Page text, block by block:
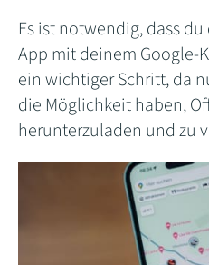
Es ist notwendig, dass
App mit deinem Google-
ein wichtiger Schritt, da
die Möglichkeit haben,
herunterzuladen und zu